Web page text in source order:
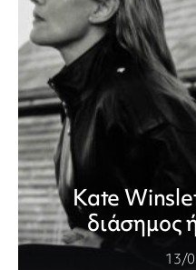
Kate
διάσημος
13/